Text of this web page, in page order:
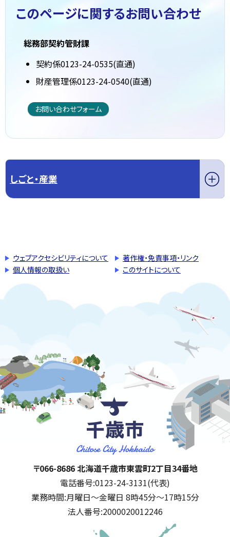
このページに関するお問い合わせ
総務部契約管財課
契約係0123-24-0535(直通)
財産管理係0123-24-0540(直通)
お問い合わせフォーム
しごと・産業
ウェブアクセシビリティについて
著作権・免責事項・リンク
個人情報の取扱い
このサイトについて
千歳市
住所:
〒066-8686 北海道千歳市東雲町2丁目34番地
電話番号:0123-24-3131(代表)
業務時間:月曜日～金曜日 8時45分～17時15分
法人番号:2000020012246